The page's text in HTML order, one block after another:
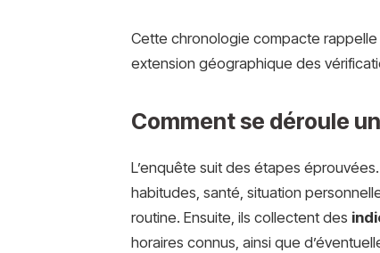
Cette chronologie compacte rappelle
extension géographique des
Comment se déroule
L’enquête suit des étapes
habitudes, santé, situation
routine. Ensuite, ils collectent des
horaires connus, ainsi que